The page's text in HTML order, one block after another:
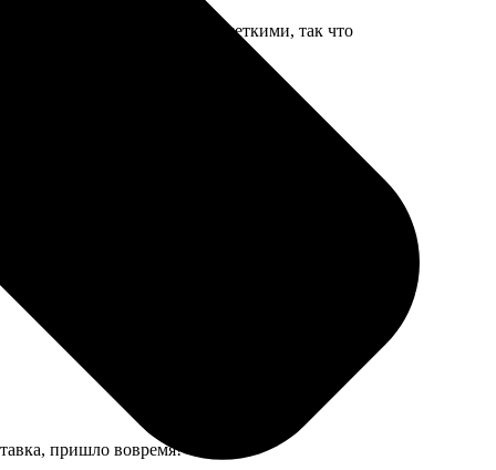
богу, были идеальными, четкими, так что
оперативно сработали, и результат превзошел
пришло вовремя!